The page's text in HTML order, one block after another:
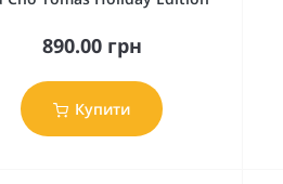
890.00 грн
Купити